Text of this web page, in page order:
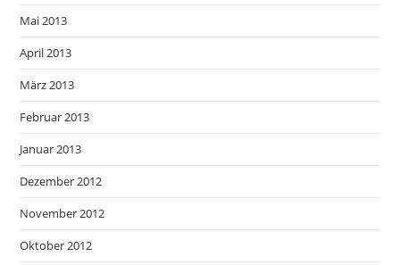
Mai 2013
April 2013
März 2013
Februar 2013
Januar 2013
Dezember 2012
November 2012
Oktober 2012